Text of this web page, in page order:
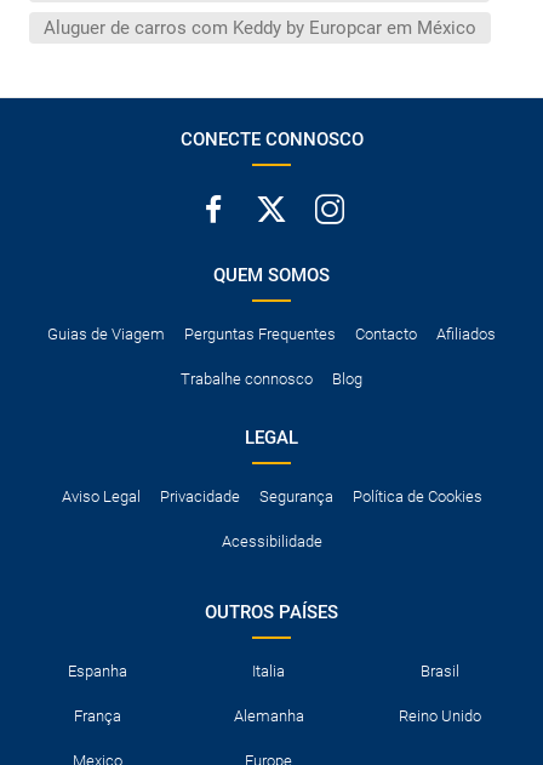
Aluguer de carros com Keddy by Europcar em México
CONECTE CONNOSCO
QUEM SOMOS
Guias de Viagem Perguntas Frequentes Contacto Afiliados
Trabalhe connosco Blog
LEGAL
Aviso Legal Privacidade Segurança Política de Cookies
Acessibilidade
OUTROS PAÍSES
Espanha Italia Brasil
França Alemanha Reino Unido
Mexico Europe